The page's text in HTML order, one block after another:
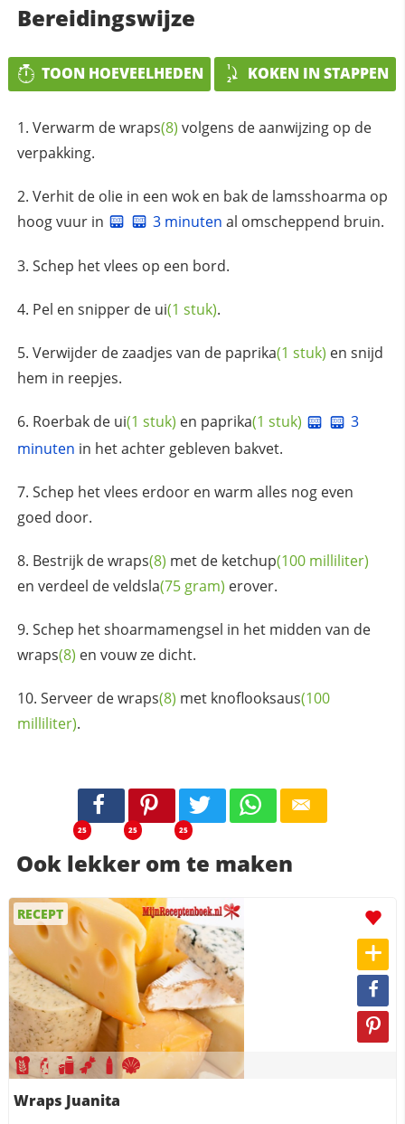
Bereidingswijze
TOON HOEVEELHEDEN KOKEN IN STAPPEN
Verwarm dewraps(8) volgens de aanwijzing op de
verpakking.
Verhit de olie in een wok en bak de lamsshoarma op
hoog vuur in
3 minuten al omscheppend bruin.
Schep het vlees op een bord.
Pel en snipper de ui(1 stuk).
Verwijder de zaadjes van de paprika(1 stuk) en snijd
hem in reepjes.
Roerbak de ui(1 stuk) en paprika(1 stuk)
3
minuten in het achter gebleven bakvet.
Schep het vlees erdoor en warm alles nog even
goed door.
Bestrijk dewraps(8) met de ketchup(100 milliliter)
en verdeel develdsla(75 gram) erover.
Schep het shoarmamengsel in het midden van de
wraps(8) en vouw ze dicht.
Serveer dewraps(8) met knoflooksaus(100
milliliter).
25 25 25
Ook lekker om te maken
RECEPT
Wraps Juanita